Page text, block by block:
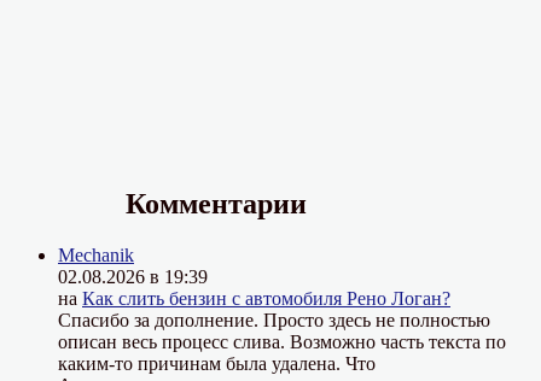
Комментарии
Mechanik
02.08.2026 в 19:39
на Как слить бензин с автомобиля Рено Логан?
Спасибо за дополнение. Просто здесь не полностью
описан весь процесс слива. Возможно часть текста по
каким-то причинам была удалена. Что